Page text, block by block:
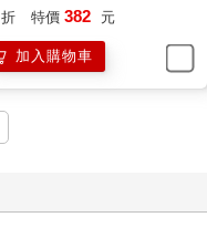
折 特價 382 元
加入購物車